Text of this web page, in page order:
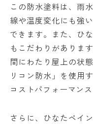
この防水塗料は、雨
線や温度変化にも強
できます。また、ひ
もこだわりがありま
間にわたり屋上の状
リコン防水」を使用
コストパフォーマン
さらに、ひなたペイ